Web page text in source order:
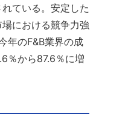
ている。安定した
における競争力強
年のF&B業界の成
％から87.6％に増